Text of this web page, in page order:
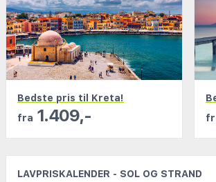
Med vores smarte filtre er det nemt
den rejse, der passer bedst til dine
præcisere alt fra hotelstandard og
afrejsetidspunkt, temperatur og
er vigtige for dig.
Alle rejser, du finder hos os, bookes
anerkendte rejseselskaber, som
pakkerejseloven og har stillet
På den måde kan du føle dig tryg
Bedste pris til Kreta!
fra 1.409,-
LAVPRISKALENDER - SOL OG STRAND